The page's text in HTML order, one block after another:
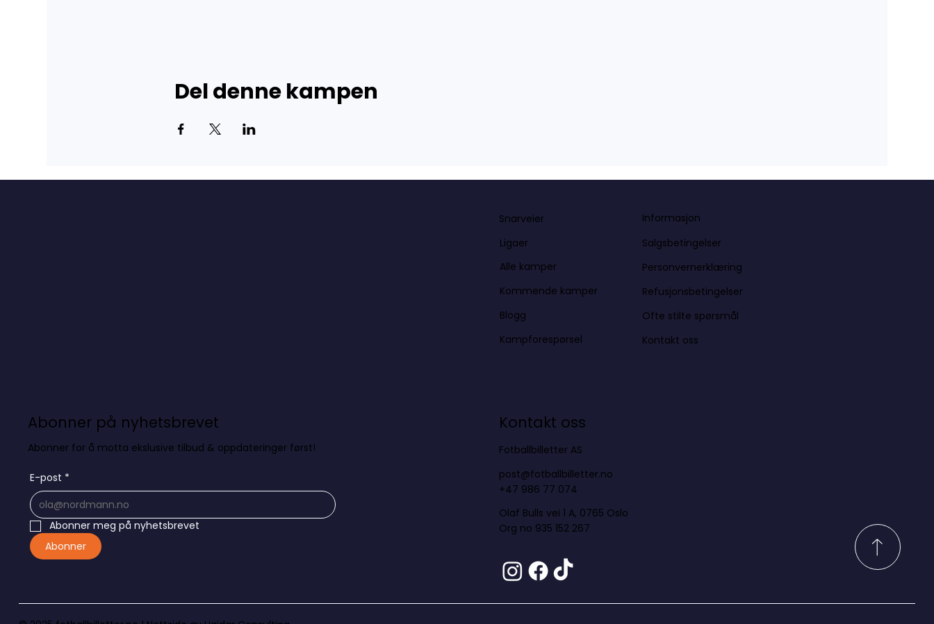
Del denne kampen
Snarveier
Ligaer
Alle kamper
Kommende kamper
Blogg
Kampforespørsel
Informasjon
Salgsbetingelser
Personvernerklæring
Refusjonsbetingelser
Ofte stilte spørsmål
Kontakt oss
Abonner på nyhetsbrevet
Abonner for å motta ekslusive tilbud & oppdateringer først!
E-post *
Abonner meg på nyhetsbrevet
Abonner
Kontakt oss
Fotballbilletter AS
post@fotballbilletter.no
+47 986 77 074
Olaf Bulls vei 1 A, 0765 Oslo
Org no 935 152 267